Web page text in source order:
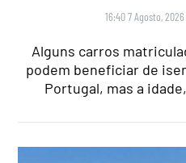
16:40 7 Agosto, 2026
Alguns carros
podem beneficiar de
Portugal, mas a